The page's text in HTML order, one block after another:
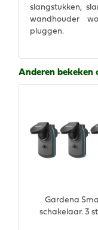
slangstukken,
wandhouder
pluggen.
Anderen bekeken
Gardena
schakelaar. 3